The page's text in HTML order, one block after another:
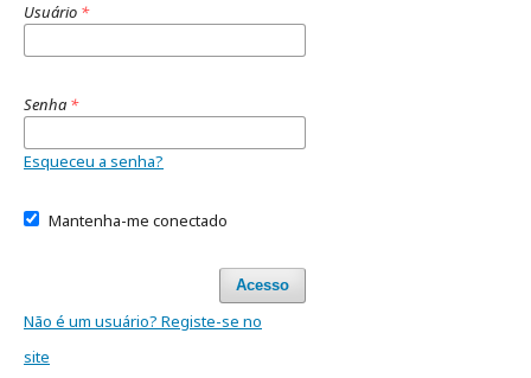
Usuário *
Senha *
Esqueceu a senha?
Mantenha-me conectado
Acesso
Não é um usuário? Registe-se no
site